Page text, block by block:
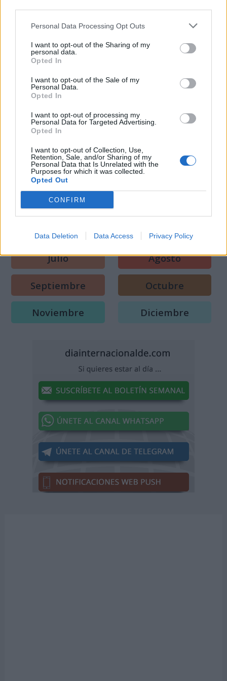
Personal Data Processing Opt Outs
I want to opt-out of the Sharing of my
personal data.
Opted In
I want to opt-out of the Sale of my
Personal Data.
Opted In
I want to opt-out of processing my
Personal Data for Targeted Advertising.
Opted In
I want to opt-out of Collection, Use,
Retention, Sale, and/or Sharing of my
Personal Data that Is Unrelated with the
Purposes for which it was collected.
Opted Out
CONFIRM
Data Deletion Data Access Privacy Policy
el Desarrollo Sostenible
Mundiales
Todos los Días Internacionales y
Mundiales
Enero
Marzo
Mayo Junio
Julio Agosto
Septiembre Octubre
Noviembre Diciembre